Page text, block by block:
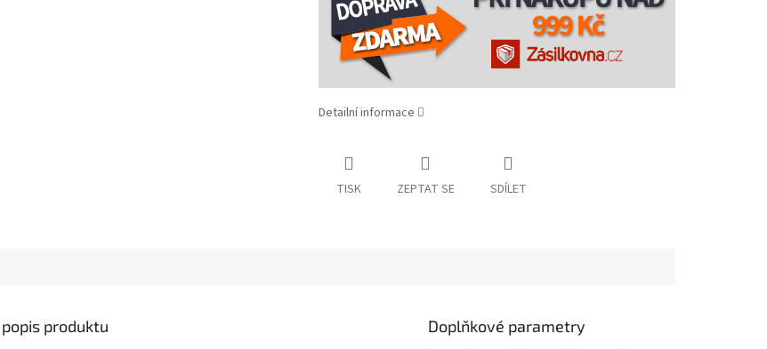
Detailní informace
TISK ZEPTAT SE SDÍLET
produktu Doplňkové parametry